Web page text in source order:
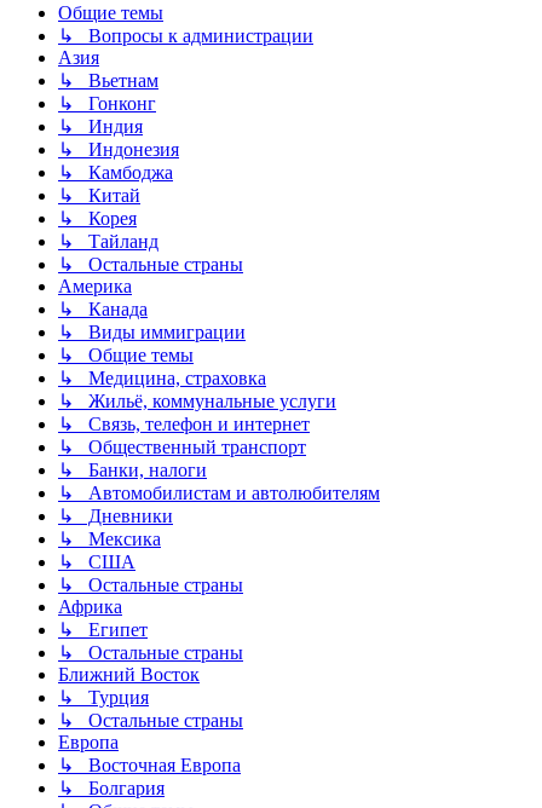
Общие темы
↳ Вопросы к администрации
Азия
↳ Вьетнам
↳ Гонконг
↳ Индия
↳ Индонезия
↳ Камбоджа
↳ Китай
↳ Корея
↳ Тайланд
↳ Остальные страны
Америка
↳ Канада
↳ Виды иммиграции
↳ Общие темы
↳ Медицина, страховка
↳ Жильё, коммунальные услуги
↳ Связь, телефон и интернет
↳ Общественный транспорт
↳ Банки, налоги
↳ Автомобилистам и автолюбителям
↳ Дневники
↳ Мексика
↳ США
↳ Остальные страны
Африка
↳ Египет
↳ Остальные страны
Ближний Восток
↳ Турция
↳ Остальные страны
Европа
↳ Восточная Европа
↳ Болгария